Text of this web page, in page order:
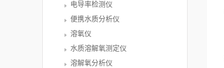
电导率检测仪
便携水质分析仪
溶氧仪
水质溶解氧测定仪
溶解氧分析仪